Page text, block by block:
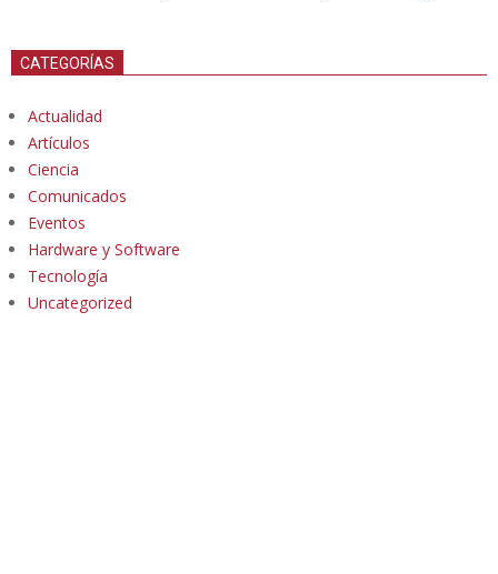
CATEGORÍAS
Actualidad
Artículos
Ciencia
Comunicados
Eventos
Hardware y Software
Tecnología
Uncategorized